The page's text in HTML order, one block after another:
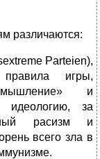
различаются:
Parteien),
правила игры,
мышление» и
идеологию, за
расизм и
всего зла в